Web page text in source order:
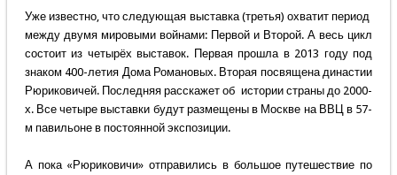
Уже известно, что следующая выставка (третья) охватит период
между двумя мировыми войнами: Первой и Второй. А весь цикл
состоит из четырёх выставок. Первая прошла в 2013 году под
знаком 400-летия Дома Романовых. Вторая посвящена династии
Рюриковичей. Последняя расскажет об истории страны до 2000-
х. Все четыре выставки будут размещены в Москве на ВВЦ в 57-
м павильоне в постоянной экспозиции.
А пока «Рюриковичи» отправились в большое путешествие по